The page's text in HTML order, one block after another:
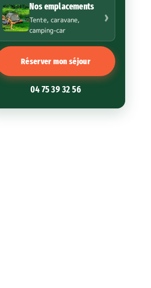
Nos emplacements
Tente, caravane,
camping-car
›
Réserver mon séjour
04 75 39 32 56